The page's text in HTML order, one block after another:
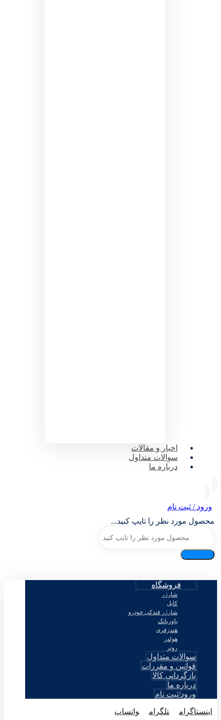
اخبار و مقالات
سوالات متداول
درباره ما
ورود / ثبت نام
محصول مورد نظر را تایپ کنید...
فروشگاه
شارژر
کابل
شارژر فندکی خودرو
پاوربانک
هندزفری
هولدر
روتر
سوالات متداول
قوانین و مقررات
بازگردانی کالا
درباره ما
ورود/ثبت نام
اینستاگرام تلگرام واتساپ